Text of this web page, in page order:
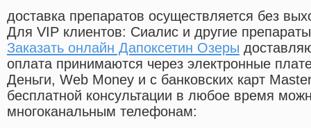
доставка препаратов осуществляется без
Для VIP клиентов: Сиалис и другие
Заказать онлайн Дапоксетин Озеры
оплата принимаются через электронные
Деньги, Web Money и с банковских карт
бесплатной консультации в любое время
многоканальным телефонам: